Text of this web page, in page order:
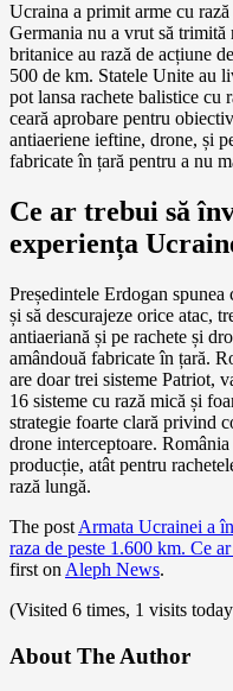
Ucraina a primit arme cu
Germania nu a vrut să trimită
britanice au rază de acțiune
500 de km. Statele Unite au
pot lansa rachete balistice cu
ceară aprobare pentru
antiaeriene ieftine, drone, și
fabricate în țară pentru a nu
Ce ar trebui să
experiența
Președintele Erdogan spunea
și să descurajeze orice atac,
antiaeriană și pe rachete și
amândouă fabricate în țară.
are doar trei sisteme Patriot,
16 sisteme cu rază mică și
strategie foarte clară privind
drone interceptoare.
producție, atât pentru
rază lungă.
The post Armata Ucrainei a
raza de peste 1.600 km. Ce
first on Aleph News.
(Visited 6 times, 1 visits
About The Author